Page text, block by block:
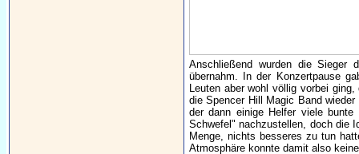
Anschließend wurden die Sieger
übernahm. In der Konzertpause
Leuten aber wohl völlig vorbei
die Spencer Hill Magic Band
der dann einige Helfer viele
Schwefel" nachzustellen, doch die
Menge, nichts besseres zu tun
Atmosphäre konnte damit also